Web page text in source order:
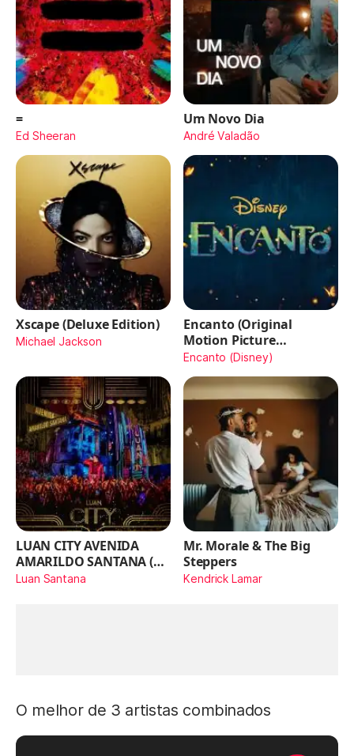
=
Ed Sheeran
Um Novo Dia
André Valadão
Xscape (Deluxe Edition)
Michael Jackson
Encanto (Original
Motion Picture
Soundtrack)
Encanto (Disney)
LUAN CITY AVENIDA
AMARILDO SANTANA (Ao
Vivo)
Luan Santana
Mr. Morale & The Big
Steppers
Kendrick Lamar
O melhor de 3 artistas combinados